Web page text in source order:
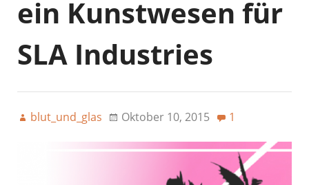
ein Kunstwesen für
SLA Industries
blut_und_glas Oktober 10, 2015 1